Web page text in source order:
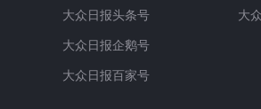
大众日报头条号
大众日报企鹅号
大众日报百家号
大